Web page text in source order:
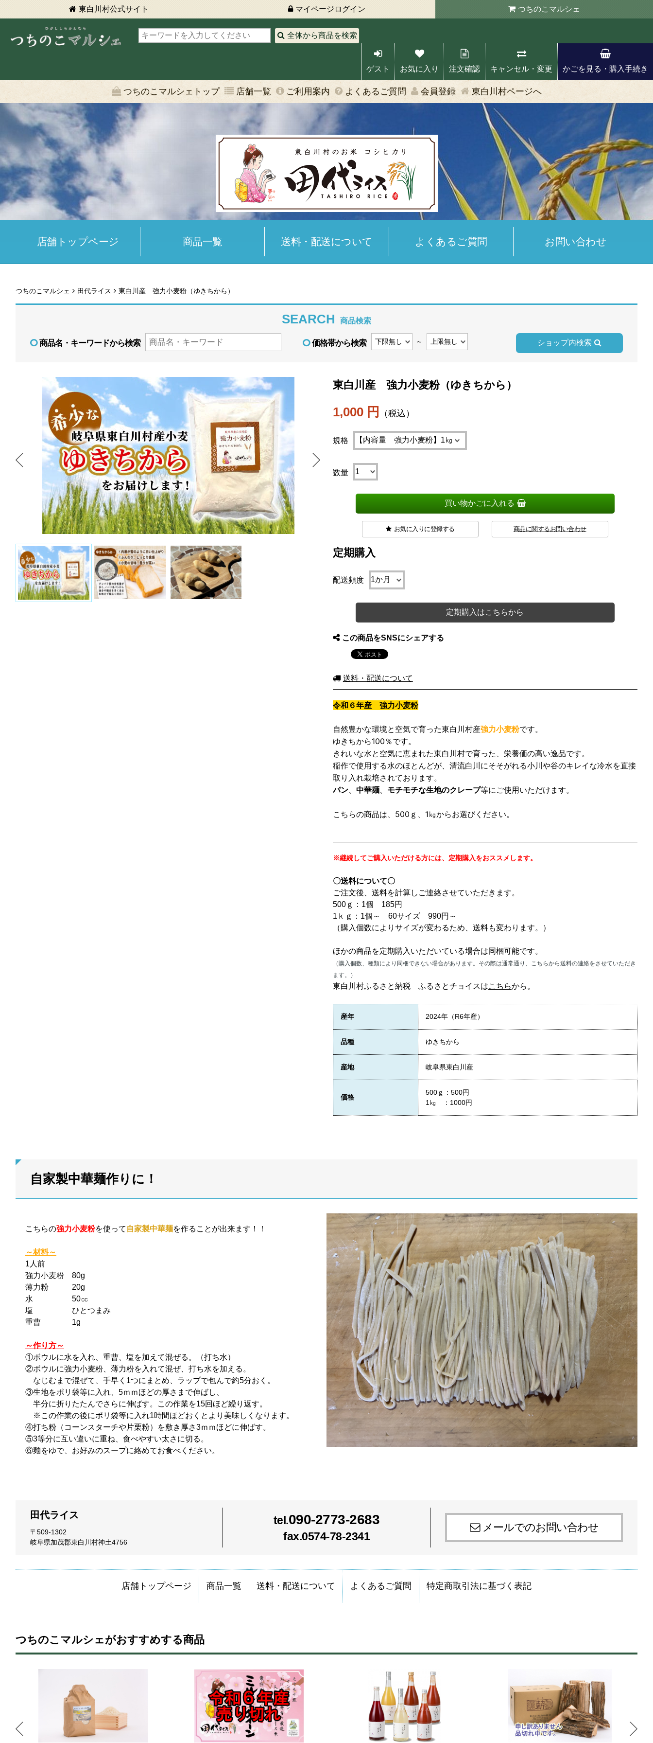
東白川村公式サイト マイページ ログイン つちのこ マルシェ
全体から商品を検索
ゲスト お気に入り 注文確認 キャンセル・変更 かごを見る・購入手続き
つちのこマルシェトップ 店舗一覧 ご利用案内 よくあるご質問 会員登録 東白川村ページへ
店舗トップページ 商品一覧 送料・配送について よくあるご質問 お問い合わせ
つちのこマルシェ 田代ライス 東白川産 強力小麦粉（ゆきちから）
SEARCH 商品検索
商品名・キーワードから検索 価格帯から検索 ～ ショップ内検索
東白川産 強力小麦粉（ゆきちから）
1,000 円 （税込）
規格
数量
買い物かごに入れる
お気に入りに登録する 商品に関するお問い合わせ
定期購入
配送頻度
定期購入はこちらから
この商品をSNSにシェアする
送料・配送について
令和６年産 強力小麦粉
自然豊かな環境と空気で育った東白川村産強力小麦粉です。
ゆきちから100％です。
きれいな水と空気に恵まれた東白川村で育った、栄養価の高い逸品です。
稲作で使用する水のほとんどが、清流白川にそそがれる小川や谷のキレイな冷水を直接
取り入れ栽培されております。
パン、 中華麺、 モチモチな生地のクレープ等にご使用いただけます。
こちらの商品は、500ｇ、1㎏からお選びください。
※継続してご購入いただける方には、定期購入をおススメします。
〇送料について〇
ご注文後、送料を計算しご連絡させていただきます。
500ｇ：1個 185円
1ｋｇ：1個～ 60サイズ 990円～
（購入個数によりサイズが変わるため、送料も変わります。）
ほかの商品を定期購入いただいている場合は同梱可能です。
（購入個数、種類により同梱できない場合があります。その際は通常通り、こちらから送料の連絡をさせていただき
ます。）
東白川村ふるさと納税 ふるさとチョイスはこちらから。
産年 2024年（R6年産）
品種 ゆきちから
産地 岐阜県東白川産
価格
500ｇ：500円
1㎏ ：1000円
自家製中華麺作りに！
こちらの強力小麦粉を使って 自家製中華麺を作ることが出来ます！！
～材料～
1人前
強力小麦粉 80g
薄力粉 20g
水 50㏄
塩 ひとつまみ
重曹 1g
～作り方～
①ボウルに水を入れ、重曹、塩を加えて混ぜる。（打ち水）
②ボウルに強力小麦粉、薄力粉を入れて混ぜ、打ち水を加える。
なじむまで混ぜて、手早く1つにまとめ、ラップで包んで約5分おく。
③生地をポリ袋等に入れ、5ｍｍほどの厚さまで伸ばし、
半分に折りたたんでさらに伸ばす。この作業を15回ほど繰り返す。
※この作業の後にポリ袋等に入れ1時間ほどおくとより美味しくなります。
④打ち粉（コーンスターチや片栗粉）を敷き厚さ3ｍｍほどに伸ばす。
⑤3等分に互い違いに重ね、食べやすい太さに切る。
⑥麺をゆで、お好みのスープに絡めてお食べください。
田代ライス
〒509-1302
岐阜県加茂郡東白川村神土4756
tel.090-2773-2683
fax.0574-78-2341
メールでのお問い合わせ
店舗トップページ 商品一覧 送料・配送について よくあるご質問 特定商取引法に基づく表記
つちのこマルシェがおすすめする商品